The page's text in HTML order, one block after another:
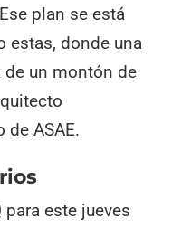
plan se está
estas, donde una
de un montón de
de ASAE.
para este jueves